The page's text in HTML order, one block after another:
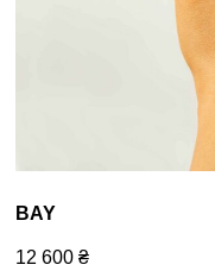
BAY
12 600₴